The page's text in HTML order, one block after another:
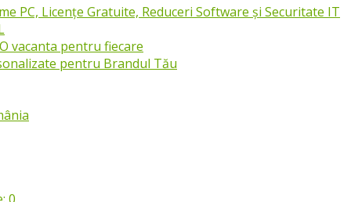
PC, Licențe Gratuite, Reduceri Software și Securitate IT
vacanta pentru fiecare
pentru Brandul Tău